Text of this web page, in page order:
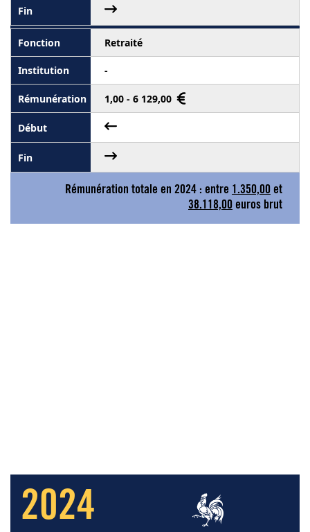
Retraité
-
1,00 - 6 129,00
Rémunération totale en 2024 : entre 1.350,00 et
38.118,00 euros brut
2024